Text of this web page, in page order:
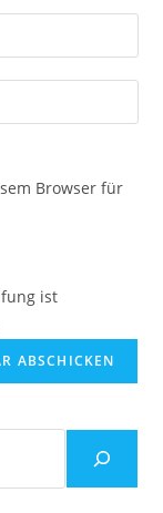
Browser für
ist